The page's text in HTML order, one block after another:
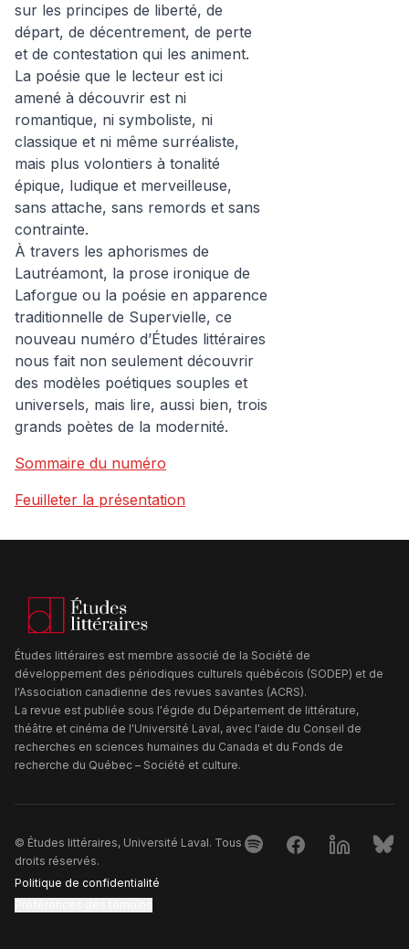
sur les principes de liberté, de
départ, de décentrement, de perte
et de contestation qui les animent.
La poésie que le lecteur est ici
amené à découvrir est ni
romantique, ni symboliste, ni
classique et ni même surréaliste,
mais plus volontiers à tonalité
épique, ludique et merveilleuse,
sans attache, sans remords et sans
contrainte.
À travers les aphorismes de
Lautréamont, la prose ironique de
Laforgue ou la poésie en apparence
traditionnelle de Supervielle, ce
nouveau numéro d’Études littéraires
nous fait non seulement découvrir
des modèles poétiques souples et
universels, mais lire, aussi bien, trois
grands poètes de la modernité.
Sommaire du numéro
Feuilleter la présentation
Études littéraires est membre associé de la Société de
développement des périodiques culturels québécois (SODEP) et de
l'Association canadienne des revues savantes (ACRS).
La revue est publiée sous l'égide du Département de littérature,
théâtre et cinéma de l'Université Laval, avec l'aide du Conseil de
recherches en sciences humaines du Canada et du Fonds de
recherche du Québec – Société et culture.
© Études littéraires, Université Laval. Tous
droits réservés.
Politique de confidentialité
SpotifyFacebookLinkedin